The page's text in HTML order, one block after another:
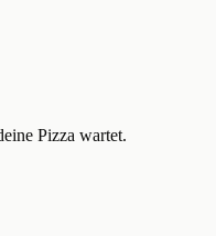
Pizza wartet.